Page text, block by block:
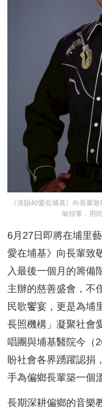
《清韻40愛在埔基》向長輩
瑜領軍，用
6月27日即將在埔里
愛在埔基》向長輩致
入最後一個月的籌備
主辦的慈善盛會，不
民歌饗宴，更是為埔
長照機構」凝聚社會
唱團與埔基醫院今（
盼社會各界踴躍認捐
手為偏鄉長輩築一個
長期深耕偏鄉的音樂